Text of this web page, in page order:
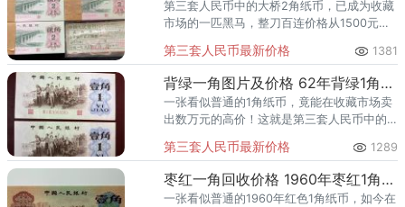
版2角一张。
1角总共8张：蓝色2罗马1角一张，蓝色3罗马1角，红色2罗
马1角一张，红色3罗马1角一张，红色2罗马凹凸版1角一张，红
色3罗马凹凸版1角一张，背绿无水印1角一张，枣红1角一张。
5分总共1张：无数字号码5分一张。
2分总共1张：无数字号码2分一张。
1分总共1张：无数字号码1分一张。
热门明星钞：枣红一角，车工，炼钢工人。
大全套共计26枚，此套只含26枚。
第三套人民币中的大桥2角纸币，已成为收藏
市场的一匹黑马，整刀百连价格从1500元到
殊版本更是一票难求！如果您家中有这种绿
色大桥2角纸币，请
第三套人民币最新价格 1381
背绿一角图片及价格 62年背绿1角值多少钱
一张看似普通的1角纸币，竟能在收藏市场卖
出数万元的高价！这就是第三套人民币中的
情，普通背绿一角价格在2000-3000元之
间，而更为稀少的背绿水
第三套人民币最新价格 1289
枣红一角回收价格 1960年枣红1角值多少钱
一张看似普通的1960年红色1角纸币，如今在